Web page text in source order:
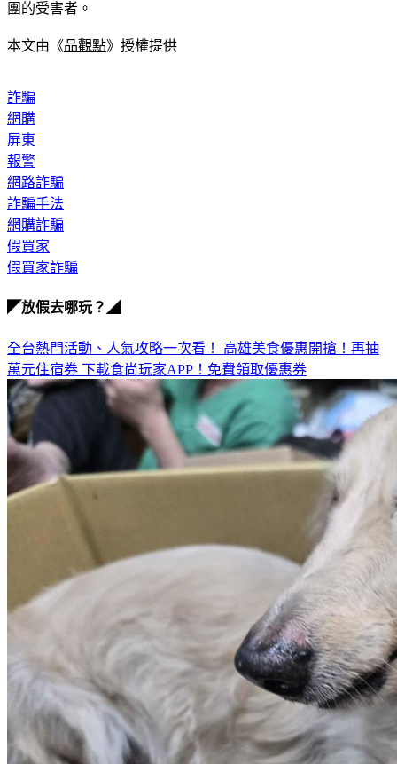
團的受害者。
本文由《品觀點》授權提供
詐騙
網購
屏東
報警
網路詐騙
詐騙手法
網購詐騙
假買家
假買家詐騙
◤放假去哪玩？◢
全台熱門活動、人氣攻略一次看！ 高雄美食優惠開搶！再抽
萬元住宿券 下載食尚玩家APP！免費領取優惠券